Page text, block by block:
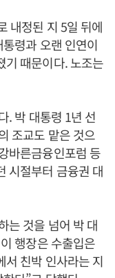
내정된 지 5일 뒤에
령과 오랜 인연이
기 때문이다. 노조는
. 박 대통령 1년 선
조교도 맡은 것으
바른금융인포럼 등
시절부터 금융권 대
는 것을 넘어 박 대
행장은 수출입은
서 친박 인사라는 지